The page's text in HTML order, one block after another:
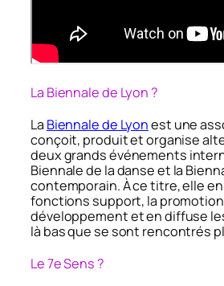
La Biennale de Lyon ?
La Biennale de Lyonest une
conçoit, produit et organise
deux grands événements
Biennale de la danse et la
contemporain. À ce titre, elle
fonctions support, la
développement et en diffuse
là bas que se sont rencontrés
Le 7e Sens ?